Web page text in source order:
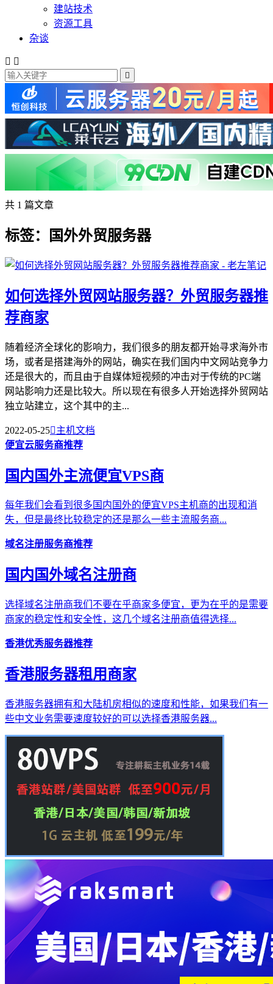
建站技术
资源工具
杂谈
 

共 1 篇文章
标签：国外外贸服务器
如何选择外贸网站服务器？外贸服务器推
荐商家
随着经济全球化的影响力，我们很多的朋友都开始寻求海外市
场，或者是搭建海外的网站，确实在我们国内中文网站竞争力
还是很大的，而且由于自媒体短视频的冲击对于传统的PC端
网站影响力还是比较大。所以现在有很多人开始选择外贸网站
独立站建立，这个其中的主...
2022-05-25主机文档
便宜云服务商推荐
国内国外主流便宜VPS商
每年我们会看到很多国内国外的便宜VPS主机商的出现和消
失，但是最终比较稳定的还是那么一些主流服务商...
域名注册服务商推荐
国内国外域名注册商
选择域名注册商我们不要在乎商家多便宜，更为在乎的是需要
商家的稳定性和安全性，这几个域名注册商值得选择...
香港优秀服务器推荐
香港服务器租用商家
香港服务器拥有和大陆机房相似的速度和性能，如果我们有一
些中文业务需要速度较好的可以选择香港服务器...